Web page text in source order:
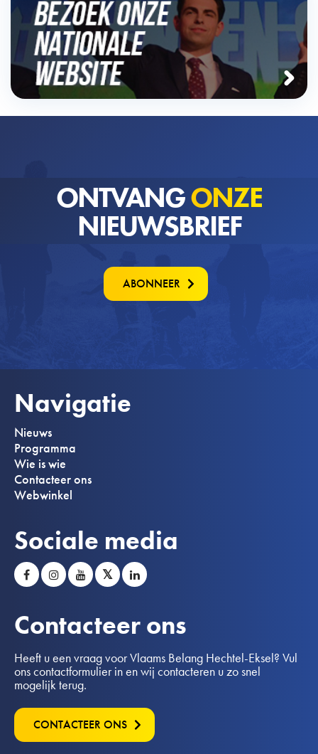
ONTVANGONZE
NIEUWSBRIEF
ABONNEER
Navigatie
Nieuws
Programma
Wie is wie
Contacteer ons
Webwinkel
Sociale media
𝕏
Contacteer ons
Heeft u een vraag voor Vlaams Belang Hechtel-Eksel? Vul
ons contactformulier in en wij contacteren u zo snel
mogelijk terug.
CONTACTEER ONS